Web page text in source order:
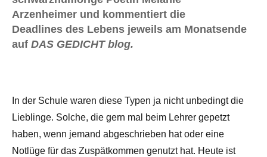
Arzenheimer und kommentiert die
Deadlines des Lebens jeweils am Monatsende
auf DAS GEDICHT blog.
In der Schule waren diese Typen ja nicht unbedingt die
Lieblinge. Solche, die gern mal beim Lehrer gepetzt
haben, wenn jemand abgeschrieben hat oder eine
Notlüge für das Zuspätkommen genutzt hat. Heute ist